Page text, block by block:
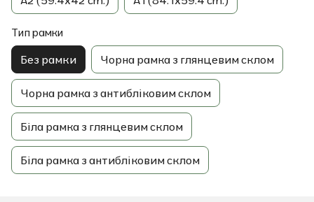
Тип рамки
Без рамки Чорна рамка з глянцевим склом
Чорна рамка з антибліковим склом
Біла рамка з глянцевим склом
Біла рамка з антибліковим склом